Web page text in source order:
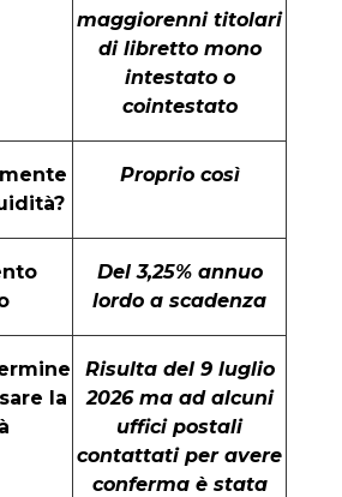
maggiorenni titolari
di libretto mono
intestato o
cointestato
Proprio così
Del 3,25% annuo
lordo a scadenza
la
Risulta del 9 luglio
2026 ma ad alcuni
uffici postali
contattati per avere
conferma è stata